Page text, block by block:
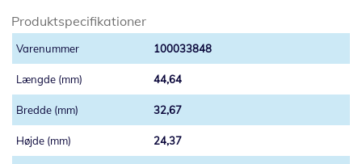
Produktspecifikationer
100033848
44,64
32,67
24,37